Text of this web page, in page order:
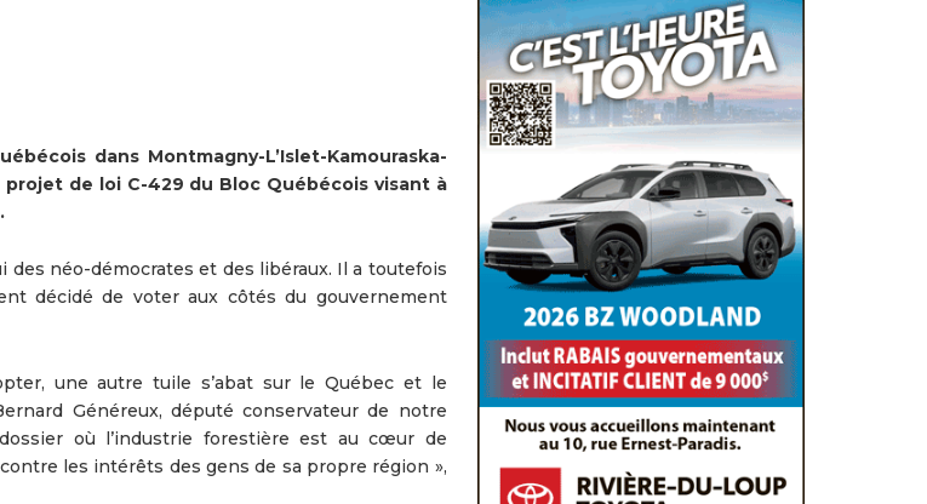
dans Montmagny-L’Islet-Kamouraska-
de loi C-429 du Bloc Québécois visant à
des néo-démocrates et des libéraux. Il a toutefois
décidé de voter aux côtés du gouvernement
une autre tuile s’abat sur le Québec et le
Généreux, député conservateur de notre
où l’industrie forestière est au cœur de
les intérêts des gens de sa propre région »,